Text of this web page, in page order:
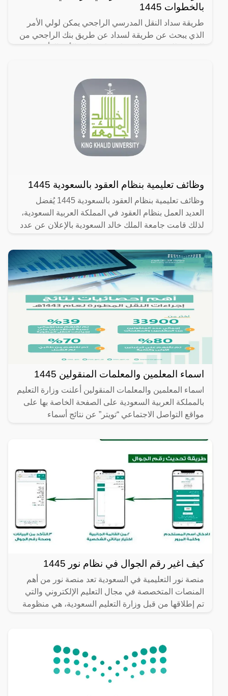
بالخطوات 1445
طريقة سداد النقل المدرسي الراجحي يمكن لولي الأمر
الذي يبحث عن طريقة لسداد عن طريق بنك الراجحي من
وظائف تعليمية بنظام العقود بالسعودية 1445
وظائف تعليمية بنظام العقود بالسعودية 1445 يُفضل
العديد العمل بنظام العقود في المملكة العربية السعودية،
لذلك قامت جامعة الملك خالد السعودية بالإعلان عن عدد
اسماء المعلمين والمعلمات المنقولين 1445
اسماء المعلمين والمعلمات المنقولين أعلنت وزارة التعليم
بالمملكة العربية السعودية على الصفحة الخاصة بها على
مواقع التواصل الاجتماعي “تويتر” عن نتائج أسماء
كيف اغير رقم الجوال في نظام نور 1445
منصة نور التعليمية في السعودية تعد منصة نور من أهم
المنصات المتخصصة في مجال التعليم الإلكتروني والتي
تم إطلاقها من قبل وزارة التعليم السعودية، هي منظومة